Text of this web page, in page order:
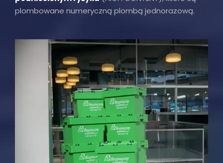
plombowane numeryczną plombą jednorazową.